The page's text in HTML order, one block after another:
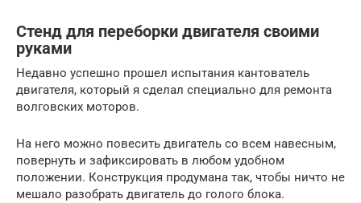
Стенд для переборки двигателя своими
руками
Недавно успешно прошел испытания кантователь
двигателя, который я сделал специально для ремонта
волговских моторов.
На него можно повесить двигатель со всем навесным,
повернуть и зафиксировать в любом удобном
положении. Конструкция продумана так, чтобы ничто не
мешало разобрать двигатель до голого блока.